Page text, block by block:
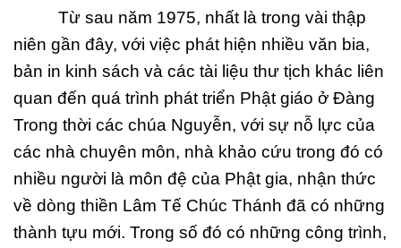
Từ sau năm 1975, nhất là trong vài thập
niên gần đây, với việc phát hiện nhiều văn bia,
bản in kinh sách và các tài liệu thư tịch khác liên
quan đến quá trình phát triển Phật giáo ở Đàng
Trong thời các chúa Nguyễn, với sự nỗ lực của
các nhà chuyên môn, nhà khảo cứu trong đó có
nhiều người là môn đệ của Phật gia, nhận thức
về dòng thiền Lâm Tế Chúc Thánh đã có những
thành tựu mới. Trong số đó có những công trình,